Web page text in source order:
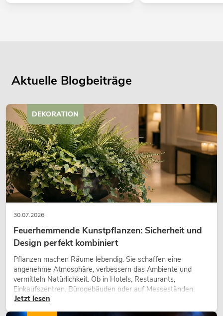
Aktuelle Blogbeiträge
30.07.2026
Feuerhemmende Kunstpflanzen: Sicherheit und
Design perfekt kombiniert
Pflanzen machen Räume lebendig. Sie schaffen eine
angenehme Atmosphäre, verbessern das Ambiente und
vermitteln Natürlichkeit. Ob in Hotels, Restaurants,
Einkaufszentren, Bürogebäuden oder auf Messeständen:
eine hochwertige Begrünung gehört heute längst zum
Jetzt lesen
DEKORATION